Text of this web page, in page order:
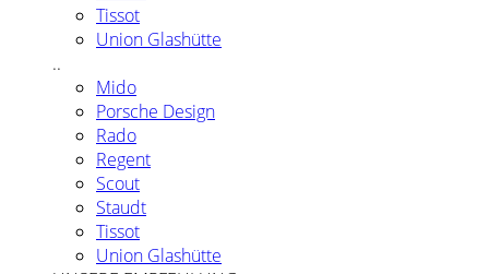
Tissot
Union Glashütte
..
Mido
Porsche Design
Rado
Regent
Scout
Staudt
Tissot
Union Glashütte